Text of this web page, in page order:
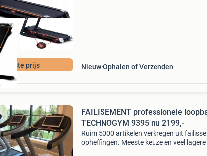
beste prijs Nieuw Ophalen of Verzenden
FAILISEMENT professionele
TECHNOGYM 9395 nu 2199,-
Ruim 5000 artikelen verkregen uit
opheffingen. Meeste keuze en veel lagere